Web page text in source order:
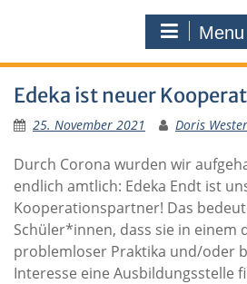
Menu
Edeka ist neuer
25. November 2021 Doris
Durch Corona wurden wir
endlich amtlich: Edeka Endt ist
Kooperationspartner! Das
Schüler*innen, dass sie in einem
problemloser Praktika und/oder
Interesse eine Ausbildungsstelle